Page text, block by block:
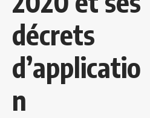
décrets
d’applicatio
n